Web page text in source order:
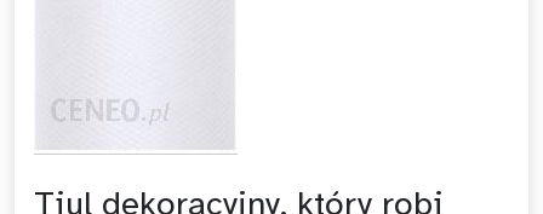
Tiul dekoracyjny, który robi